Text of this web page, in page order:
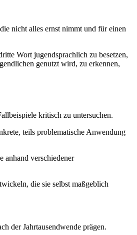
nicht alles ernst nimmt und für einen
Wort jugendsprachlich zu besetzen,
genutzt wird, zu erkennen,
kritisch zu untersuchen.
teils problematische Anwendung
anhand verschiedener
die sie selbst maßgeblich
der Jahrtausendwende prägen.